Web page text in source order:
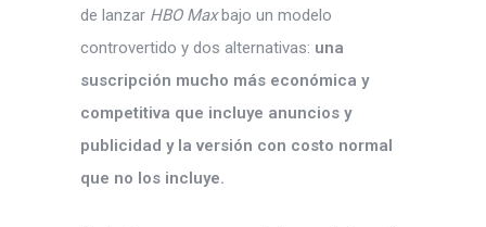
de lanzar HBO Maxbajo un modelo
controvertido y dos alternativas: una
suscripción mucho más económica y
competitiva que incluye anuncios y
publicidad y la versión con costo normal
que no los incluye.